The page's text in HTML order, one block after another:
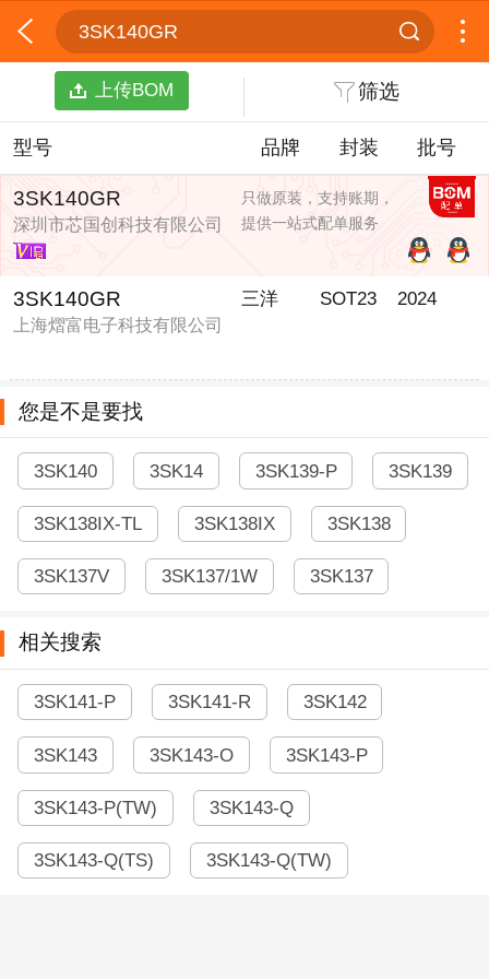
3SK140GR
上传BOM 筛选
型号 品牌 封装 批号
3SK140GR
深圳市芯国创科技有限公司
只做原装，支持账期，
提供一站式配单服务
3SK140GR
上海熠富电子科技有限公司
三洋 SOT23 2024
您是不是要找
3SK140 3SK14 3SK139-P 3SK139
3SK138IX-TL 3SK138IX 3SK138
3SK137V 3SK137/1W 3SK137
相关搜索
3SK141-P 3SK141-R 3SK142
3SK143 3SK143-O 3SK143-P
3SK143-P(TW) 3SK143-Q
3SK143-Q(TS) 3SK143-Q(TW)